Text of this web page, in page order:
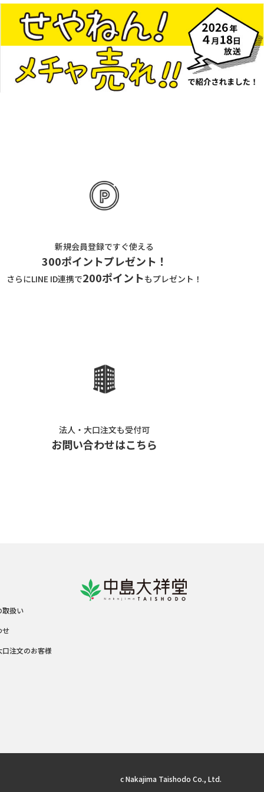
新規会員登録ですぐ使える
300ポイントプレゼント！
さらにLINE ID連携で200ポイントもプレゼント！
法人・大口注文も受付可
お問い合わせはこちら
取扱い
せ
注文のお客様
c Nakajima Taishodo Co., Ltd.